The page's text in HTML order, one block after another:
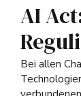
AI
Bei allen